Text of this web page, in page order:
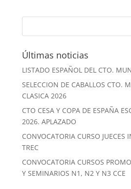
Últimas noticias
LISTADO ESPAÑOL DEL CTO.
SELECCION DE CABALLOS CTO.
CLASICA 2026
CTO CESA Y COPA DE ESPAÑA
2026. APLAZADO
CONVOCATORIA CURSO JUECES
TREC
CONVOCATORIA CURSOS
Y SEMINARIOS N1, N2 Y N3 CCE